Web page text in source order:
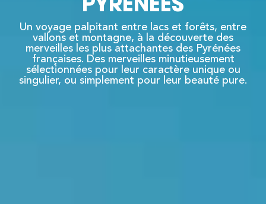
Un voyage palpitant entre lacs et forêts, entre
vallons et montagne, à la découverte des
merveilles les plus attachantes des Pyrénées
françaises. Des merveilles minutieusement
sélectionnées pour leur caractère unique ou
singulier, ou simplement pour leur beauté pure.